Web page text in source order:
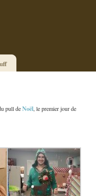
pull deNoël, le premier jour de